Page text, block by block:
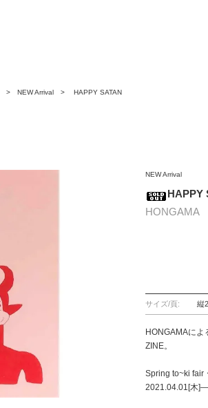
> NEW Arrival > HAPPY SATAN
NEW Arrival
HAPPY
HONGAMA
サイズ/頁: 縦
HONGAMAによ
ZINE。
Spring to~ki fair
2021.04.01[木